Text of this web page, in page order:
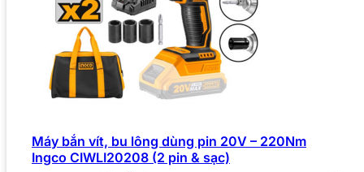
Máy bắn vít, bu lông dùng pin 20V – 220Nm
Ingco CIWLI20208 (2 pin & sạc)